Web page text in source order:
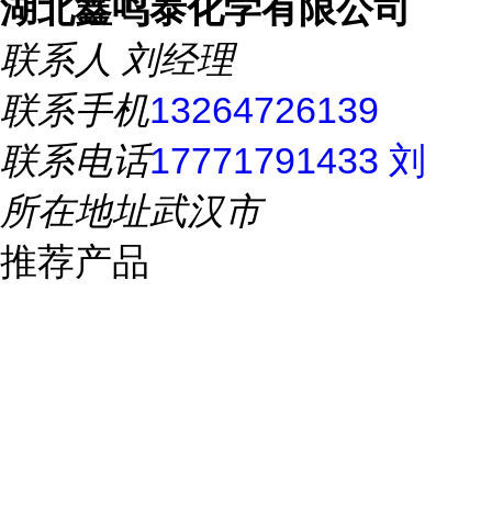
湖北鑫鸣泰化学有限公司
联系人 刘经理
联系手机13264726139
联系电话17771791433 刘
所在地址武汉市
推荐产品